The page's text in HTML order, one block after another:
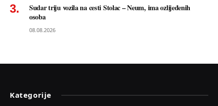
Sudar triju vozila na cesti Stolac – Neum, ima ozlijeđenih
osoba
08.08.2026
Kategorije